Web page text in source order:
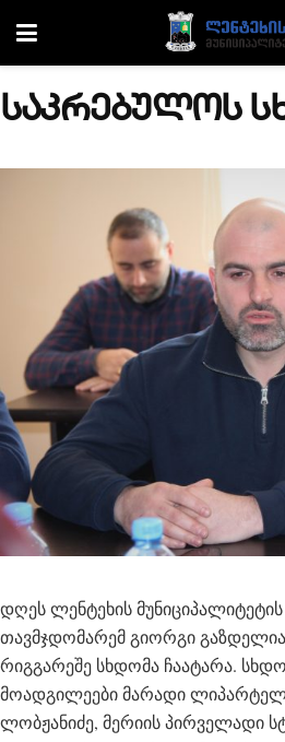
საკრებულოს
დღეს ლენტეხის
თავმჯდომარემ გიორგი
რიგგარეშე სხდომა ჩაატარა.
მოადგილეები მარადი
ლობჟანიძე, მერიის პირველადი